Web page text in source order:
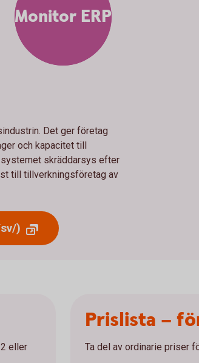
Monitor ERP
Det ger företag
och kapacitet till
skräddarsys efter
till tillverkningsföretag av
)
eller
Prislista –
Ta del av ordinarie priser